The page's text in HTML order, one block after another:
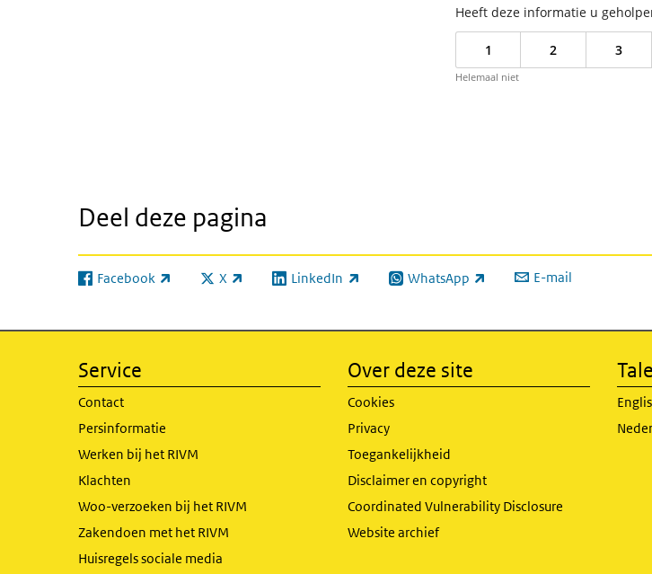
Heeft deze informatie u
1 2 3
Helemaal niet
Deel deze pagina
Facebook
(externe link) X
(externe link) LinkedIn
(externe link) WhatsApp
(externe link) E-mail
Service
Contact
Persinformatie
Werken bij het RIVM
Klachten
Woo-verzoeken bij het RIVM
Zakendoen met het RIVM
Huisregels sociale media
Over deze site
Cookies
Privacy
Toegankelijkheid
Disclaimer en copyright
Coordinated Vulnerability Disclosure
Website archief